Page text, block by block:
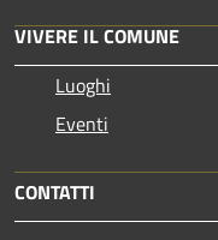
VIVERE IL COMUNE
Luoghi
Eventi
CONTATTI